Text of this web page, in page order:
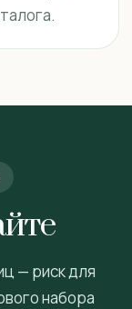
— риск для
набора